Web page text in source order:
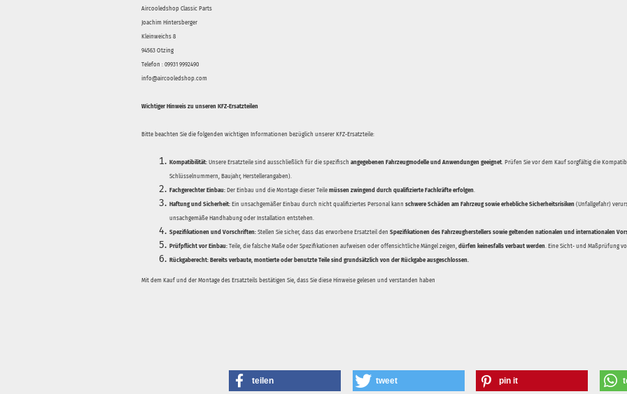
Aircooledshop Classic Parts
Joachim Hintersberger
Kleinweichs 8
94563 Otzing
Telefon : 09931 9992490
info@aircooledshop.com
Wichtiger Hinweis zu unseren KFZ-Ersatzteilen
Bitte beachten Sie die folgenden wichtigen Informationen bezüglich unserer KFZ-Ersatzteile:
Kompatibilität: Unsere Ersatzteile sind ausschließlich für die spezifisch angegebenen Fahrzeugmodelle und Anwendungen geeignet. Prüfen Sie vor dem Kauf sorgfältig die
Schlüsselnummern, Baujahr, Herstellerangaben).
Fachgerechter Einbau: Der Einbau und die Montage dieser Teile müssen zwingend durch qualifizierte Fachkräfte erfolgen.
Haftung und Sicherheit: Ein unsachgemäßer Einbau durch nicht qualifiziertes Personal kann schwere Schäden am Fahrzeug sowie erhebliche Sicherheitsrisiken (Unfallgefahr)
unsachgemäße Handhabung oder Installation entstehen.
Spezifikationen und Vorschriften: Stellen Sie sicher, dass das erworbene Ersatzteil den Spezifikationen des Fahrzeugherstellers sowie geltenden nationalen und internationalen
Prüfpflicht vor Einbau: Teile, die falsche Maße oder Spezifikationen aufweisen oder offensichtliche Mängel zeigen, dürfen keinesfalls verbaut werden. Eine Sicht- und Maßprüfung
Rückgaberecht: Bereits verbaute, montierte oder benutzte Teile sind grundsätzlich von der Rückgabe ausgeschlossen.
Mit dem Kauf und der Montage des Ersatzteils bestätigen Sie, dass Sie diese Hinweise gelesen und verstanden haben
teilen tweet pin it